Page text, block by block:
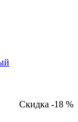
Скидка -18 %